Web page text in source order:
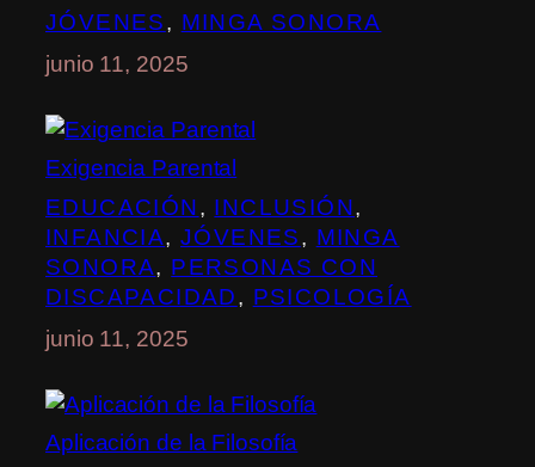
JÓVENES, MINGA SONORA
junio 11, 2025
Exigencia Parental
EDUCACIÓN, INCLUSIÓN
INFANCIA, JÓVENES, MINGA
SONORA, PERSONAS CON
DISCAPACIDAD, PSICOLOGÍA
junio 11, 2025
Aplicación de la Filosofía